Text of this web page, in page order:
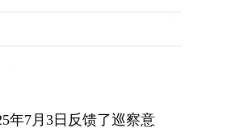
年7月3日反馈了巡察意